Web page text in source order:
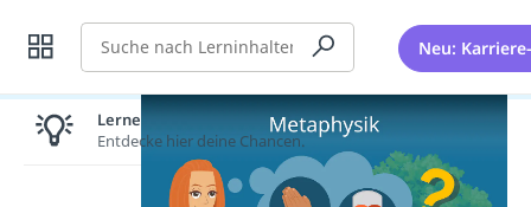
Suche Neu:
Lernen lohnt sich!
Entdecke hier deine Chancen.